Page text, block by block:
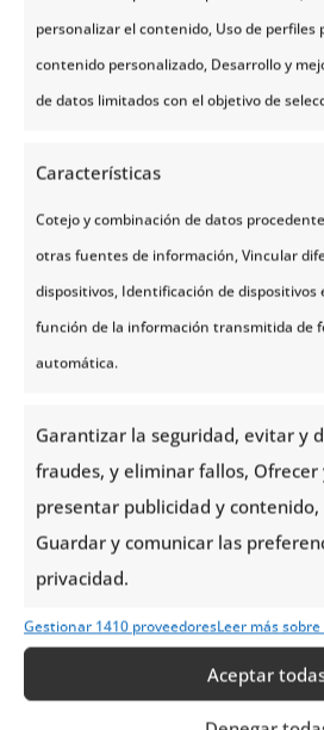
personalizar el contenido, Uso de perfiles
contenido personalizado, Desarrollo y
de datos limitados con el objetivo de
Características
Cotejo y combinación de datos
otras fuentes de información, Vincular
dispositivos, Identificación de dispositivos
función de la información transmitida de
automática.
Garantizar la seguridad, evitar y
fraudes, y eliminar fallos, Ofrecer
presentar publicidad y contenido,
Guardar y comunicar las
privacidad.
Gestionar 1410 proveedoresLeer más
Aceptar
Sami, conocidos como
noruegos”.Es el centro
administrativo de los
cultura. La ciudad es el
interesantes con su
estructura.
Kiruna
Kiruna
turísticos de la Laponia
ciudad también es
cercanía alParque